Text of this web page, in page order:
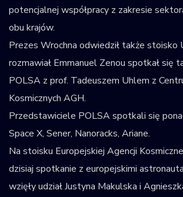
potencjalnej współpracy z zakresie
obu krajów.
Prezes Wrochna odwiedził także stoisko
rozmawiał Emmanuel Zenou spotkał się
POLSA z prof. Tadeuszem Uhlem z
Kosmicznych AGH.
Przedstawiciele POLSA spotkali się
Space X, Sener, Nanoracks, Ariane.
Na stoisku Europejskiej Agencji
dzisiaj spotkanie z europejskimi
wzięły udział Justyna Makulska i